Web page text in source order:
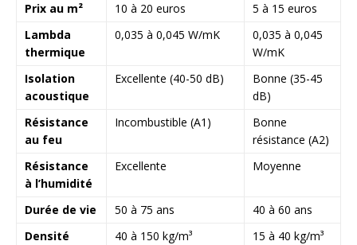
Prix au m²
10 à 20 euros
5 à 15 euros
Lambda
thermique
0,035 à 0,045 W/mK
0,035 à 0,045
W/mK
Isolation
acoustique
Excellente (40-50 dB)
Bonne (35-45
dB)
Résistance
au feu
Incombustible (A1)
Bonne
résistance (A2)
Résistance
à l’humidité
Excellente Moyenne
Durée de vie 50 à 75 ans
40 à 60 ans
Densité
40 à 150 kg/m³ 15 à 40 kg/m³